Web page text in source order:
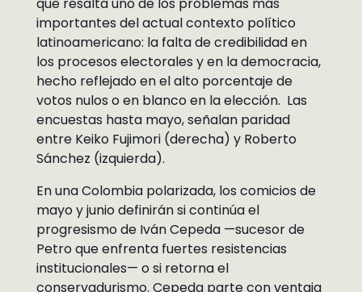
importantes del actual contexto político
latinoamericano: la falta de credibilidad en
los procesos electorales y en la democracia,
hecho reflejado en el alto porcentaje de
votos nulos o en blanco en la elección. Las
encuestas hasta mayo, señalan paridad
entre Keiko Fujimori (derecha) y Roberto
Sánchez (izquierda).
En una Colombia polarizada, los comicios de
mayo y junio definirán si continúa el
progresismo de Iván Cepeda —sucesor de
Petro que enfrenta fuertes resistencias
institucionales— o si retorna el
conservadurismo. Cepeda parte con ventaja